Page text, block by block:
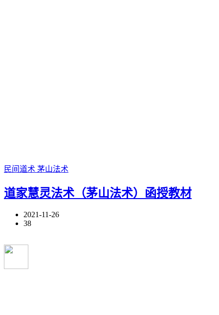
民间道术 茅山法术
道家慧灵法术（茅山法术）函授教材
2021-11-26
38